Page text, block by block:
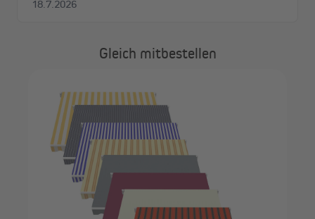
Gleich mitbestellen